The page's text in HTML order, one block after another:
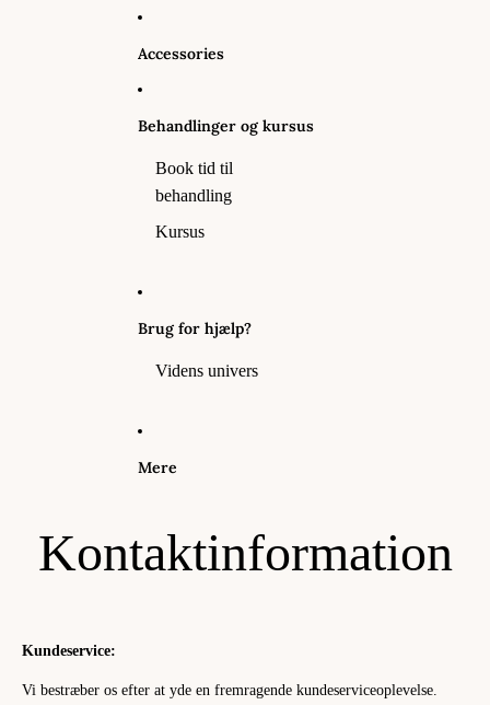
Accessories
Behandlinger og kursus
Book tid til
behandling
Kursus
Brug for hjælp?
Videns univers
Mere
Kontaktinformation
Kundeservice:
Vi bestræber os efter at yde en fremragende kundeserviceoplevelse.